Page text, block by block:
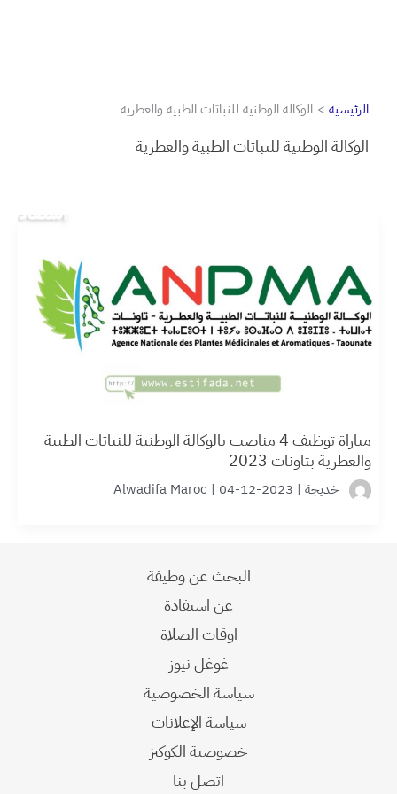
الرئيسية الوكالة الوطنية للنباتات الطبية والعطرية
الوكالة الوطنية للنباتات الطبية والعطرية
مباراة توظيف 4 مناصب بالوكالة الوطنية للنباتات الطبية
والعطرية بتاونات 2023
خديجة |
2023-12-04
|
Alwadifa Maroc
البحث عن وظيفة
عن استفادة
اوقات الصلاة
غوغل نيوز
سياسة الخصوصية
سياسة الإعلانات
خصوصية الكوكيز
اتصل بنا